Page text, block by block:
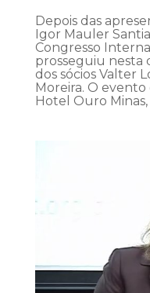
Depois das
Igor Mauler
Congresso
prosseguiu nesta
dos sócios Valter
Moreira. O
Hotel Ouro Minas,